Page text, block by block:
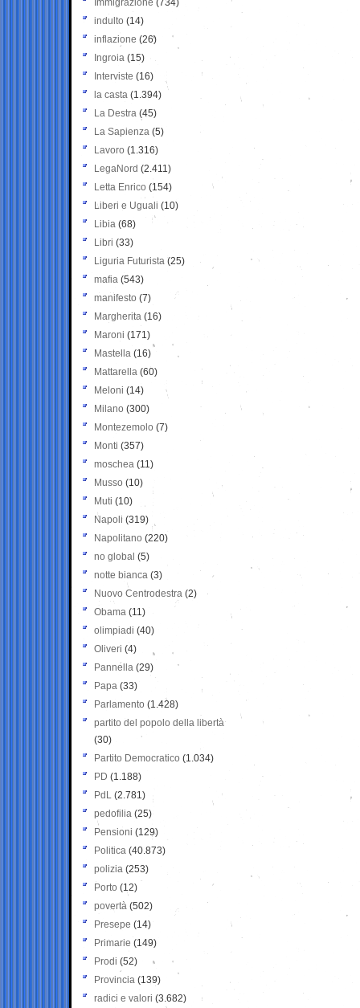
Immigrazione (734)
indulto (14)
inflazione (26)
Ingroia (15)
Interviste (16)
la casta (1.394)
La Destra (45)
La Sapienza (5)
Lavoro (1.316)
LegaNord (2.411)
Letta Enrico (154)
Liberi e Uguali (10)
Libia (68)
Libri (33)
Liguria Futurista (25)
mafia (543)
manifesto (7)
Margherita (16)
Maroni (171)
Mastella (16)
Mattarella (60)
Meloni (14)
Milano (300)
Montezemolo (7)
Monti (357)
moschea (11)
Musso (10)
Muti (10)
Napoli (319)
Napolitano (220)
no global (5)
notte bianca (3)
Nuovo Centrodestra (2)
Obama (11)
olimpiadi (40)
Oliveri (4)
Pannella (29)
Papa (33)
Parlamento (1.428)
partito del popolo della libertà
(30)
Partito Democratico (1.034)
PD (1.188)
PdL (2.781)
pedofilia (25)
Pensioni (129)
Politica (40.873)
polizia (253)
Porto (12)
povertà (502)
Presepe (14)
Primarie (149)
Prodi (52)
Provincia (139)
radici e valori (3.682)